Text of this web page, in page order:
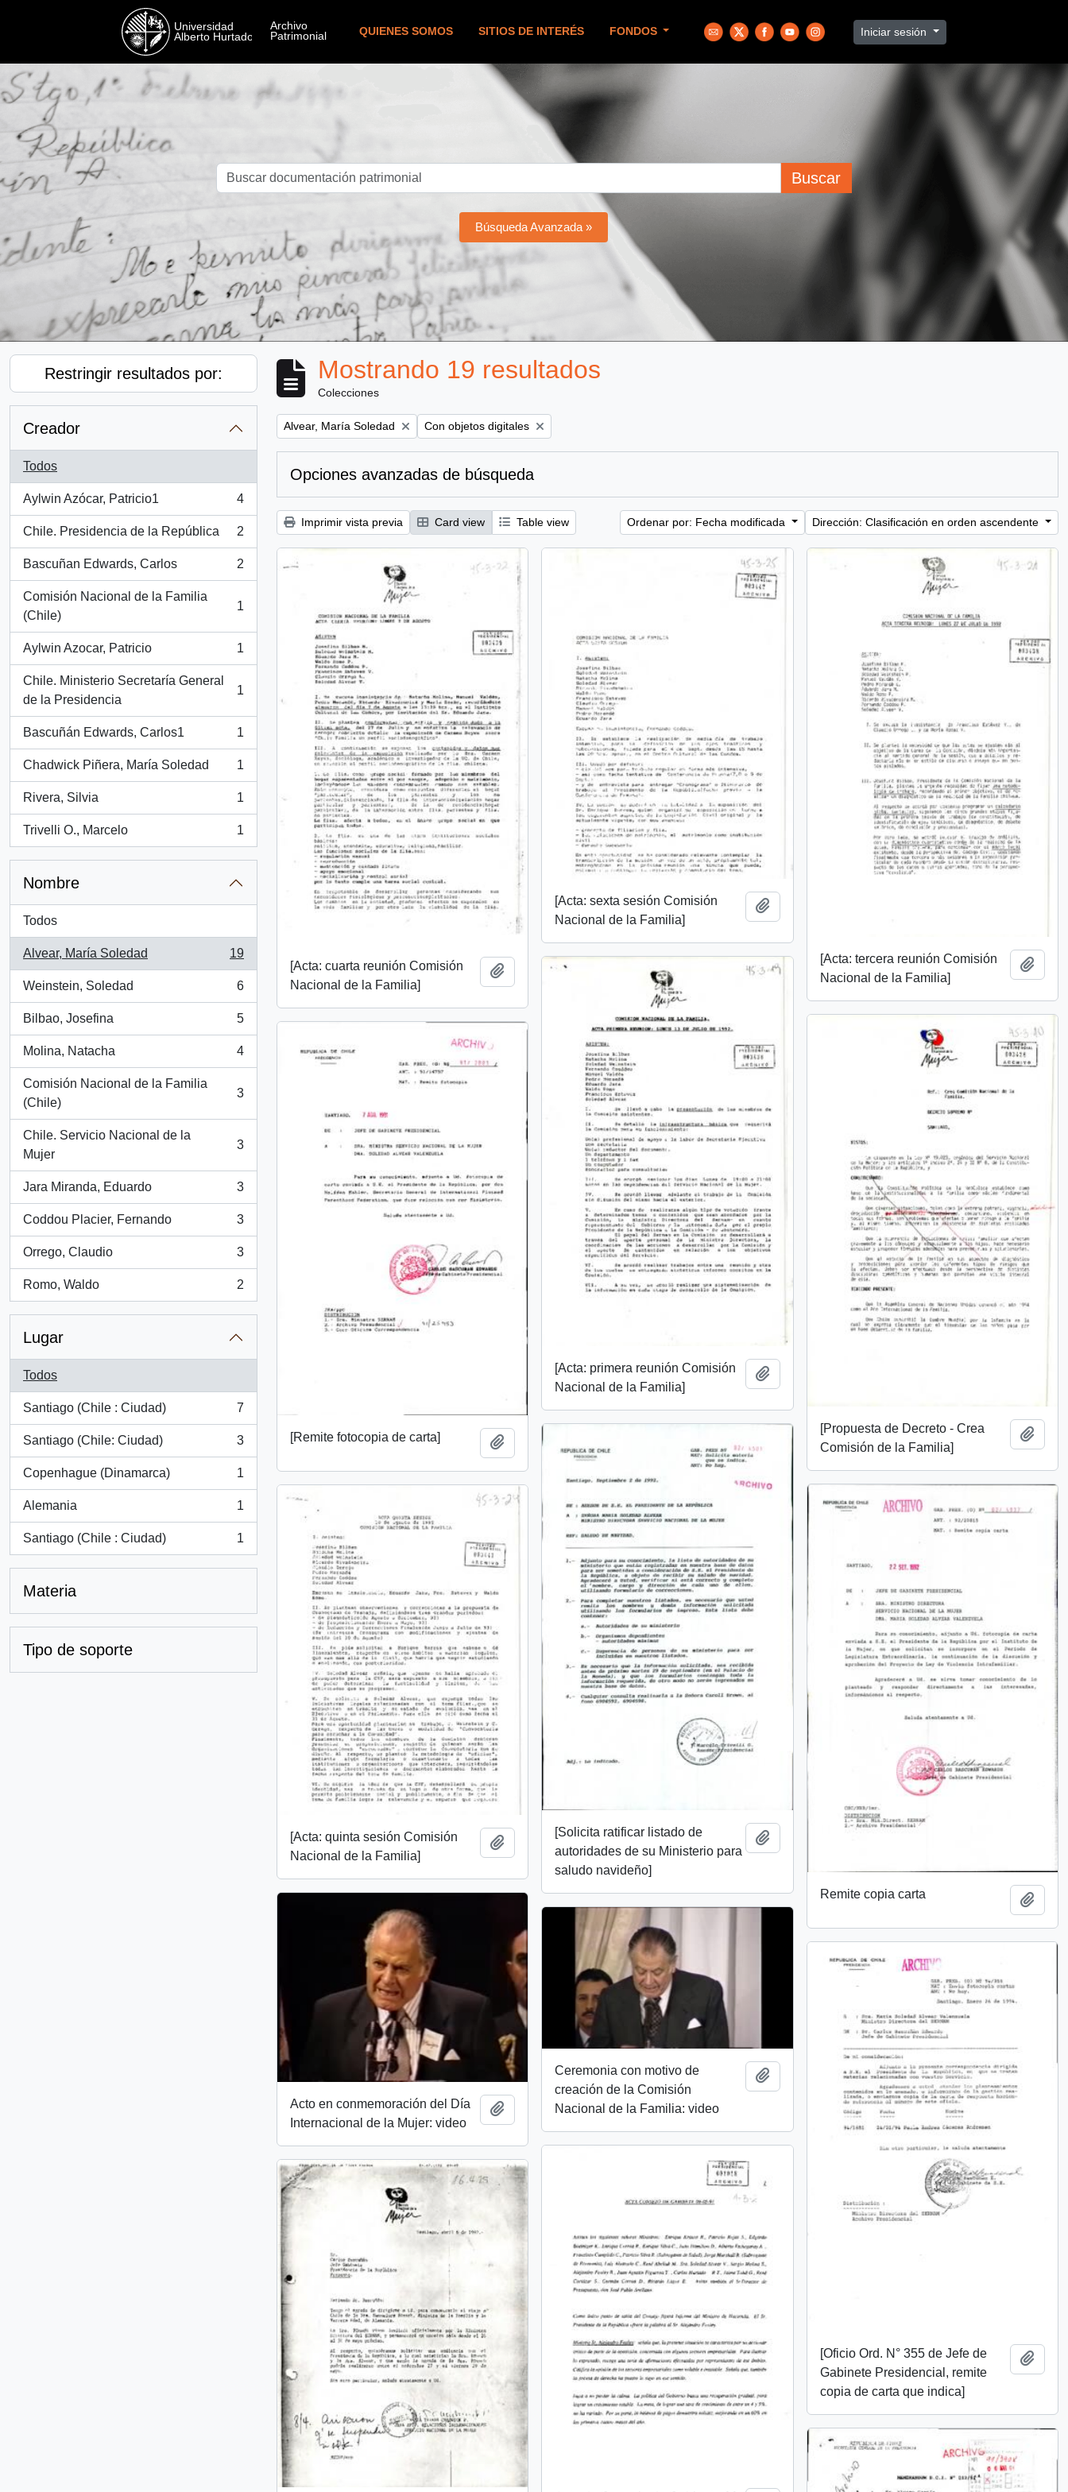
QUIENES SOMOS SITIOS DE INTERÉS FONDOS Iniciar sesión
Buscar
Búsqueda Avanzada »
Restringir resultados por:
Creador
Todos
Aylwin Azócar, Patricio1
, 4 resultados
4
Chile. Presidencia de la República
, 2 resultados
2
Bascuñan Edwards, Carlos
, 2 resultados
2
Comisión Nacional de la Familia
(Chile)
, 1 resultados
1
Aylwin Azocar, Patricio
, 1 resultados
1
Chile. Ministerio Secretaría General
de la Presidencia
, 1 resultados
1
Bascuñán Edwards, Carlos1
, 1 resultados
1
Chadwick Piñera, María Soledad
, 1 resultados
1
Rivera, Silvia
, 1 resultados
1
Trivelli O., Marcelo
, 1 resultados
1
Nombre
Todos
Alvear, María Soledad
, 19 resultados
19
Weinstein, Soledad
, 6 resultados
6
Bilbao, Josefina
, 5 resultados
5
Molina, Natacha
, 4 resultados
4
Comisión Nacional de la Familia
(Chile)
, 3 resultados
3
Chile. Servicio Nacional de la
Mujer
, 3 resultados
3
Jara Miranda, Eduardo
, 3 resultados
3
Coddou Placier, Fernando
, 3 resultados
3
Orrego, Claudio
, 3 resultados
3
Romo, Waldo
, 2 resultados
2
Lugar
Todos
Santiago (Chile : Ciudad)
, 7 resultados
7
Santiago (Chile: Ciudad)
, 3 resultados
3
Copenhague (Dinamarca)
, 1 resultados
1
Alemania
, 1 resultados
1
Santiago (Chile : Ciudad)
, 1 resultados
1
Materia
Tipo de soporte
Mostrando 19 resultados
Colecciones
Remove filter:
Alvear, María Soledad Remove filter:
Con objetos digitales
Opciones avanzadas de búsqueda
Imprimir vista previa Card view Table view Ordenar por: Fecha modificada Dirección: Clasificación en orden ascendente
[Acta: cuarta reunión Comisión
Nacional de la Familia]
Añadir al portapapeles
[Acta: sexta sesión Comisión
Nacional de la Familia]
Añadir al portapapeles
[Acta: tercera reunión Comisión
Nacional de la Familia]
[Acta: primera reunión Comisión
Nacional de la Familia]
Añadir al portapapeles
[Propuesta de Decreto - Crea
Comisión de la Familia]
[Remite fotocopia de carta] Añadir al portapapeles
[Solicita ratificar listado de
autoridades de su Ministerio para
saludo navideño]
Añadir al portapapeles
Remite copia carta
[Acta: quinta sesión Comisión
Nacional de la Familia]
Añadir al portapapeles
Acto en conmemoración del Día
Internacional de la Mujer: video
Añadir al portapapeles
Ceremonia con motivo de
creación de la Comisión
Nacional de la Familia: video
Añadir al portapapeles
[Oficio Ord. N° 355 de Jefe de
Gabinete Presidencial, remite
copia de carta que indica]